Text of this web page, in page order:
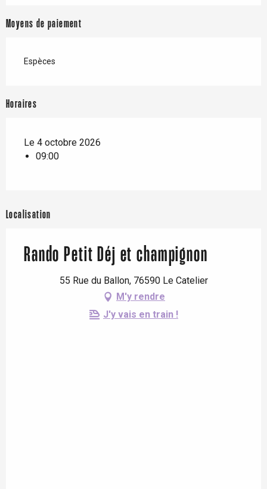
Moyens de paiement
Espèces
Horaires
Le 4 octobre 2026
09:00
Localisation
Rando Petit Déj et champignon
55 Rue du Ballon, 76590 Le Catelier
M'y rendre
J'y vais en train !